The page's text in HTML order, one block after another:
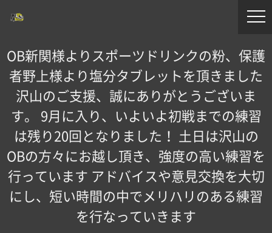
OB新関様よりスポーツドリンクの粉、保護
者野上様より塩分タブレットを頂きました
沢山のご支援、誠にありがとうございま
す。 9月に入り、いよいよ初戦までの練習
は残り20回となりました！ 土日は沢山の
OBの方々にお越し頂き、強度の高い練習を
行っています アドバイスや意見交換を大切
にし、短い時間の中でメリハリのある練習
を行なっていきます